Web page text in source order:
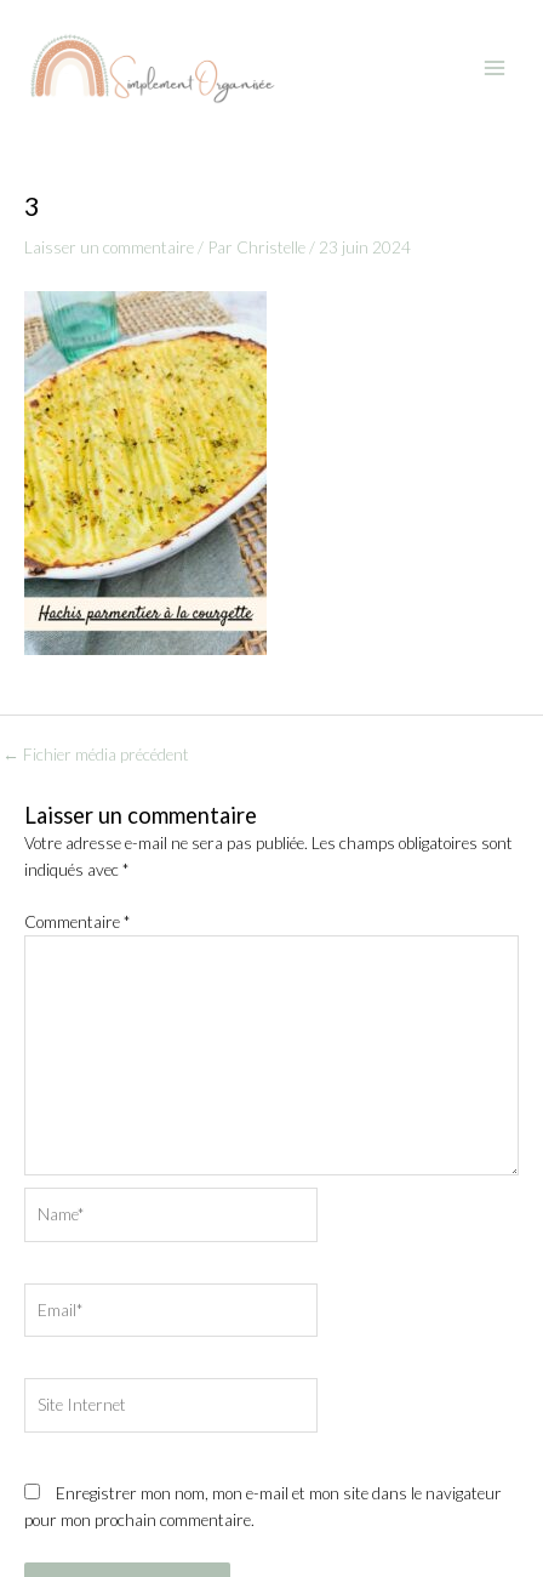
contenu
Menu
3
Laisser un commentaire / Par Christelle / 23 juin 2024
articles
← Fichier média précédent
Laisser un commentaire
Votre adresse e-mail ne sera pas publiée. Les champs obligatoires sont
indiqués avec*
Commentaire*
Internet
Enregistrer mon nom, mon e-mail et mon site dans le navigateur
pour mon prochain commentaire.